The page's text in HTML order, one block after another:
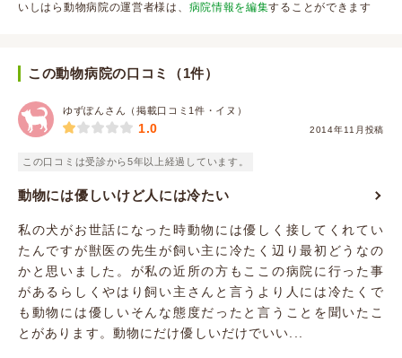
いしはら動物病院の運営者様は、 病院情報を編集することができます
この動物病院の口コミ（1件）
ゆずぽんさん（掲載口コミ1件・イヌ）
2014年11月投稿
1.0
この口コミは受診から5年以上経過しています。
動物には優しいけど人には冷たい
私の犬がお世話になった時動物には優しく接してくれてい
たんですが獣医の先生が飼い主に冷たく辺り最初どうなの
かと思いました。が私の近所の方もここの病院に行った事
があるらしくやはり飼い主さんと言うより人には冷たくで
も動物には優しいそんな態度だったと言うことを聞いたこ
とがあります。動物にだけ優しいだけでいい...